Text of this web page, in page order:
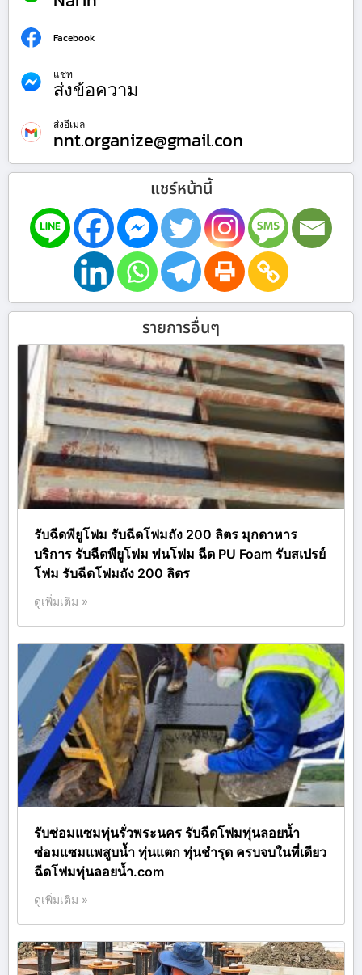
Facebook
แชท
ส่งข้อความ
ส่งอีเมล
nnt.organize@gmail.con
แชร์หน้านี้
รายการอื่นๆ
รับฉีดพียูโฟม รับฉีดโฟมถัง 200 ลิตร มุกดาหาร
บริการ รับฉีดพียูโฟม พ่นโฟม ฉีด PU Foam รับสเปรย์
โฟม รับฉีดโฟมถัง 200 ลิตร
ดูเพิ่มเติม »
รับซ่อมแซมทุ่นรั่วพระนคร รับฉีดโฟมทุ่นลอยน้ำ
ซ่อมแซมแพสูบน้ำ ทุ่นแตก ทุ่นชำรุด ครบจบในที่เดียว
ฉีดโฟมทุ่นลอยน้ำ.com
ดูเพิ่มเติม »